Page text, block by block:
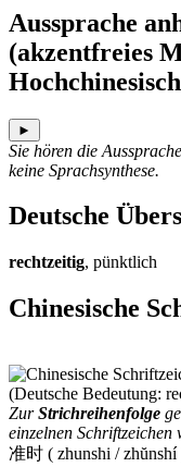
Aussprache
(akzentfreies
►
Sie hören die
keine Sprachsynthese.
Deutsche
rechtzeitig, pünktlich
Chinesische
ZurStrichreihenfolge
einzelnen Schriftzeichen
准时 ( zhunshi / zhŭnshí